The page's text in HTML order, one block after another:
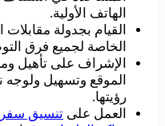
الهاتف الأولية.
القيام بجدولة
الخاصة لجميع فرق
الإشراف على تأهيل
الموقع وتسهيل
رؤيتها.
العمل على تنسيق